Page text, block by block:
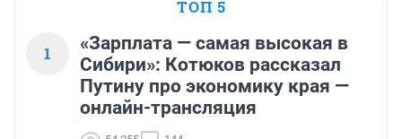
ТОП 5
1
«Зарплата — самая высокая в
Сибири»: Котюков рассказал
Путину про экономику края —
онлайн-трансляция